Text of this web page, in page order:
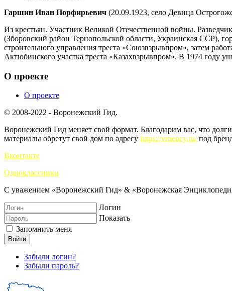
Гаршин Иван Порфирьевич (20.09.1923, село Девица
Из крестьян. Участник Великой Отечественной войны.
(Зборовский район Тернопольской области, Украинская ССР),
строительного управления треста «Союзвзрывпром», затем
Актюбинского участка треста «Казахвзрывпром». В 1974 году
О проекте
О проекте
© 2008-2022 - Воронежский Гид.
Воронежский Гид меняет свой формат. Благодарим вас, что
материалы обретут свой дом по адресу https://vrnency.ru/под
Вконтакте
Одноклассники
С уважением «Воронежский Гид» & «Воронежская
Логин
Показать
Запомнить меня
Войти
Забыли логин?
Забыли пароль?